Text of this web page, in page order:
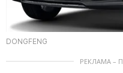
DONGFENG
РЕКЛАМА –